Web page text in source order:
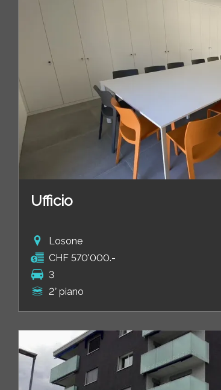
Ufficio
Losone
CHF 570'000.-
3
2° piano